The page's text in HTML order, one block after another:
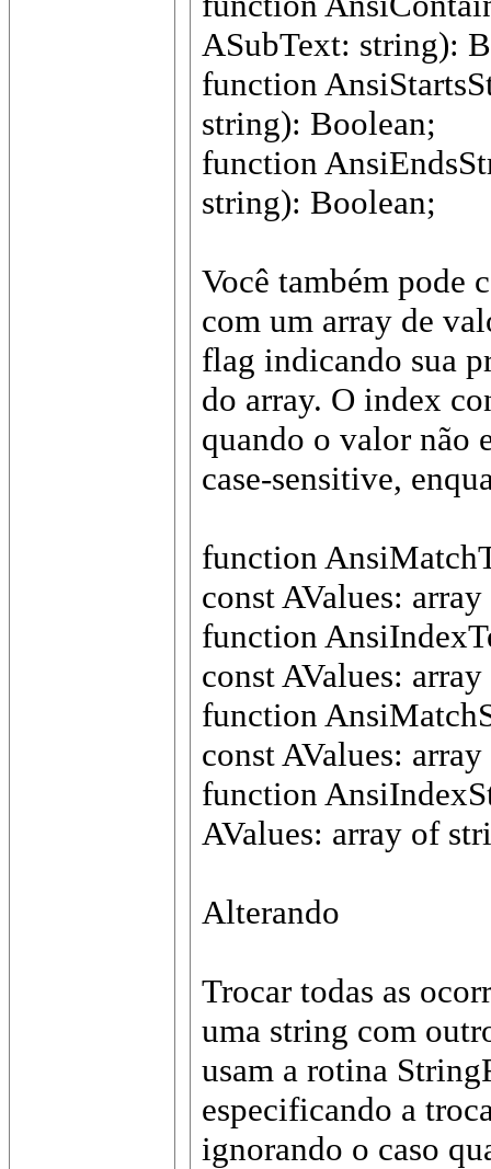
ASubText: string):
function
string): Boolean;
function
string): Boolean;
Você também pode
com um array de
flag indicando sua
do array. O index
quando o valor não
case-sensitive,
function
const AValues:
function
const AValues:
function
const AValues:
function
AValues: array of
Alterando
Trocar todas as
uma string com
usam a rotina
especificando a
ignorando o caso